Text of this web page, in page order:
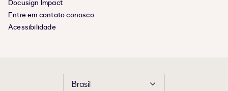
Docusign Impact
Entre em contato conosco
Acessibilidade
Brasil